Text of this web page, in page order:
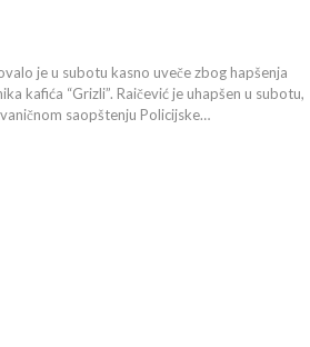
je u subotu kasno uveče zbog hapšenja
kafića “Grizli”. Raičević je uhapšen u subotu,
saopštenju Policijske…